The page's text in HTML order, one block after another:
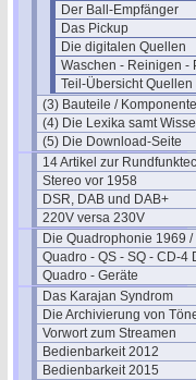
Der Ball-Empfänger
Das Pickup
Die digitalen Quellen
Waschen - Reinigen -
Teil-Übersicht Quellen
(3) Bauteile /
(4) Die Lexika samt
(5) Die Download-Seite
14 Artikel zur
Stereo vor 1958
DSR, DAB und DAB+
220V versa 230V
Die Quadrophonie 1969 /
Quadro - QS - SQ - CD-4
Quadro - Geräte
Das Karajan Syndrom
Die Archivierung von
Vorwort zum Streamen
Bedienbarkeit 2012
Bedienbarkeit 2015